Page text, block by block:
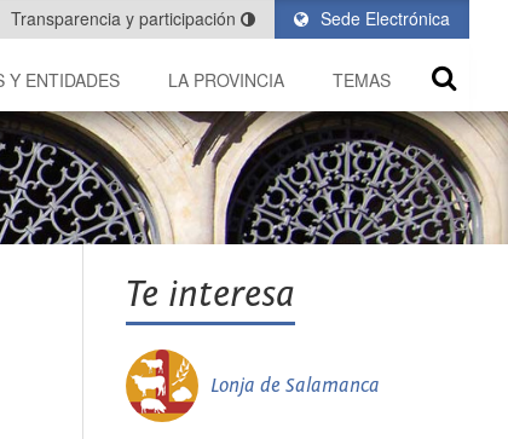
Sede Electrónica
Transparencia y participación
Y ENTIDADES LA PROVINCIA TEMAS
Te interesa
Lonja de Salamanca